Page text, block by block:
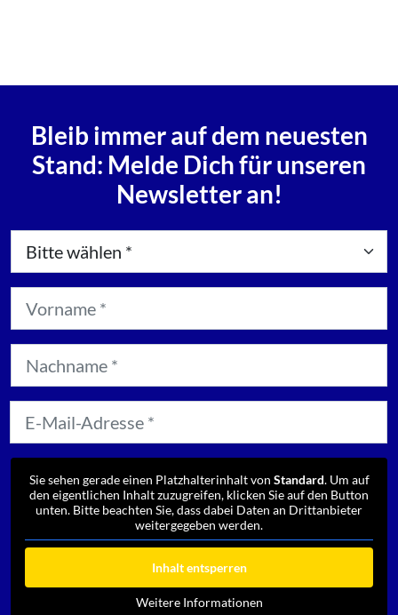
Bleib immer auf dem neuesten
Stand: Melde Dich für unseren
Newsletter an!
Sie sehen gerade einen Platzhalterinhalt von Standard. Um auf
den eigentlichen Inhalt zuzugreifen, klicken Sie auf den Button
unten. Bitte beachten Sie, dass dabei Daten an Drittanbieter
weitergegeben werden.
Inhalt entsperren
Weitere Informationen